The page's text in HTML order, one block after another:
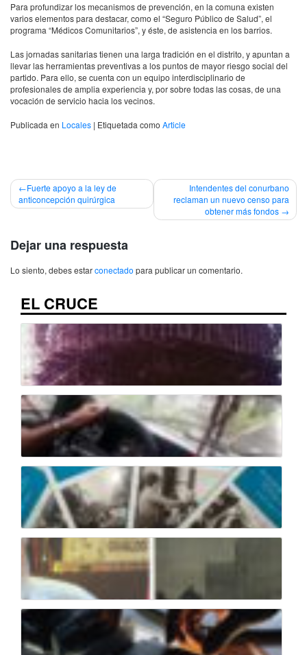
Para profundizar los mecanismos de prevención, en la comuna existen
varios elementos para destacar, como el “Seguro Público de Salud”, el
programa “Médicos Comunitarios”, y éste, de asistencia en los barrios.
Las jornadas sanitarias tienen una larga tradición en el distrito, y apuntan a
llevar las herramientas preventivas a los puntos de mayor riesgo social del
partido. Para ello, se cuenta con un equipo interdisciplinario de
profesionales de amplia experiencia y, por sobre todas las cosas, de una
vocación de servicio hacia los vecinos.
Publicada en Locales | Etiquetada como Article
Navegación
de
Fuerte apoyo a la ley de
anticoncepción quirúrgica
Intendentes del conurbano
reclaman un nuevo censo para
obtener más fondos
Dejar una respuesta
Lo siento, debes estarconectado para publicar un comentario.
EL CRUCE